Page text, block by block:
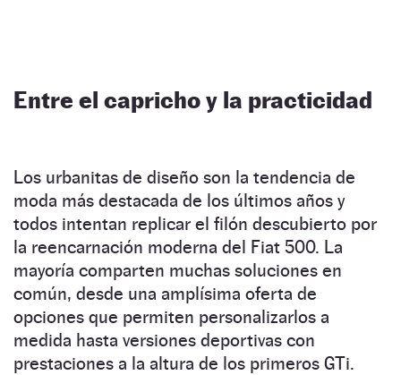
Entre el capricho y la practicidad
Los urbanitas de diseño son la tendencia de
moda más destacada de los últimos años y
todos intentan replicar el filón descubierto por
la reencarnación moderna del Fiat 500. La
mayoría comparten muchas soluciones en
común, desde una amplísima oferta de
opciones que permiten personalizarlos a
medida hasta versiones deportivas con
prestaciones a la altura de los primeros GTi.